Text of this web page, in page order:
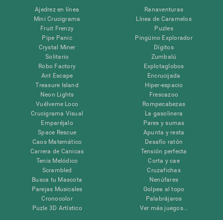
Ajedrez en línea
Mini Crucigrama
Fruit Frenzy
Pipe Panic
Crystal Miner
Solitario
Robo Factory
Ant Escape
Treasure Island
Neon Lights
Vuélveme Loco
Crucigrama Visual
Emparéjalo
Space Rescue
Caos Matemático
Carrera de Canicas
Tenis Melódico
Scrambled
Busca tu Mascota
Parejas Musicales
Cronocolor
Puzle 3D Artístico
Ranaventuras
Línea de Caramelos
Puzles
Pingüino Explorador
Dígitos
Zumbalú
Explotaglobos
Encrucijada
Hiper-espacio
Frescazoo
Rompecabezas
La gasolinera
Pares y sumas
Apunta y resta
Desafío ratón
Tensión perfecta
Corta y cae
Cruzafichas
Nenúfares
Golpea al topo
Palabrájaros
Ver más juegos...